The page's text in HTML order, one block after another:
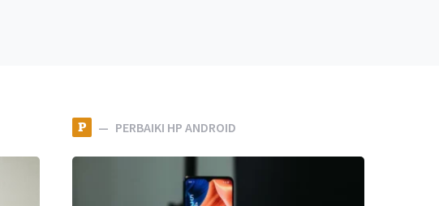
P PERBAIKI HP ANDROID